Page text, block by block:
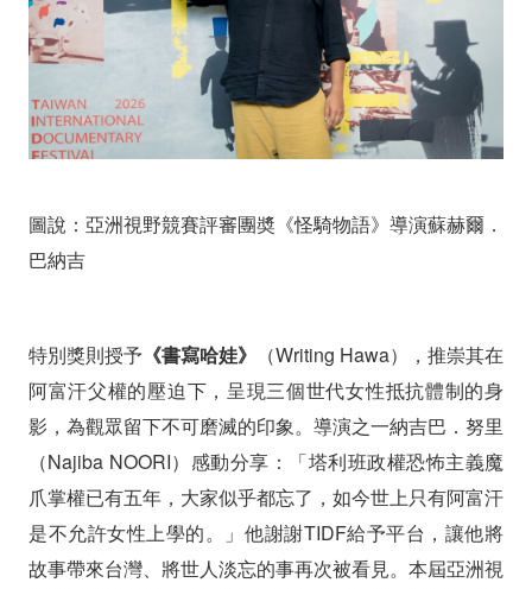
圖說：亞洲視野競賽評審團奬《怪騎物語》導演蘇赫爾．
巴納吉
特別獎則授予 《書寫哈娃》
（Writing Hawa），推崇其在
阿富汗父權的壓迫下，呈現三個世代女性抵抗體制的身
影，為觀眾留下不可磨滅的印象。導演之一納吉巴．努里
（Najiba NOORI） 感動分享：「塔利班政權恐怖主義魔
爪掌權已有五年，大家似乎都忘了，如今世上只有阿富汗
是不允許女性上學的。」他謝謝TIDF給予平台，讓他將
故事帶來台灣、將世人淡忘的事再次被看見。 本屆亞洲視